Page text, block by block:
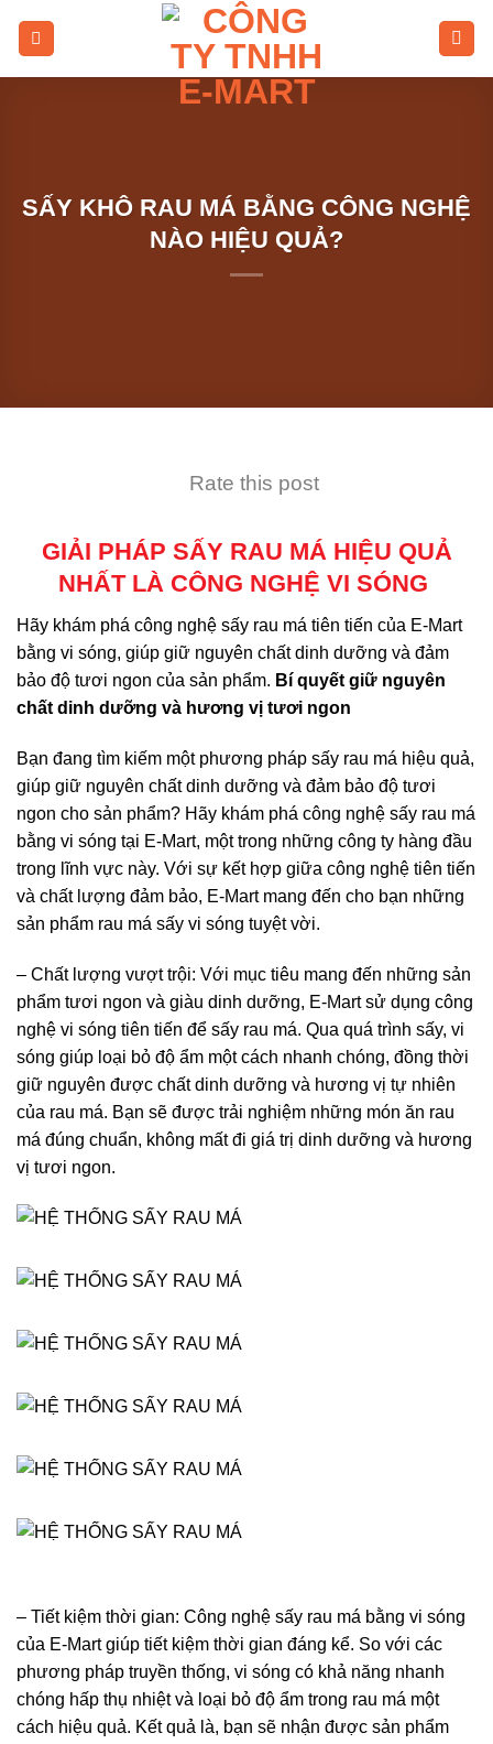
SẤY KHÔ RAU MÁ BẰNG CÔNG NGHỆ
NÀO HIỆU QUẢ?
Rate this post
GIẢI PHÁP SẤY RAU MÁ HIỆU QUẢ
NHẤT LÀ CÔNG NGHỆ VI SÓNG
Hãy khám phá công nghệ sấy rau má tiên tiến của E-Mart
bằng vi sóng, giúp giữ nguyên chất dinh dưỡng và đảm
bảo độ tươi ngon của sản phẩm. Bí quyết giữ nguyên
chất dinh dưỡng và hương vị tươi ngon
Bạn đang tìm kiếm một phương pháp sấy rau má hiệu quả,
giúp giữ nguyên chất dinh dưỡng và đảm bảo độ tươi
ngon cho sản phẩm? Hãy khám phá công nghệ sấy rau má
bằng vi sóng tại E-Mart, một trong những công ty hàng đầu
trong lĩnh vực này. Với sự kết hợp giữa công nghệ tiên tiến
và chất lượng đảm bảo, E-Mart mang đến cho bạn những
sản phẩm rau má sấy vi sóng tuyệt vời.
– Chất lượng vượt trội: Với mục tiêu mang đến những sản
phẩm tươi ngon và giàu dinh dưỡng, E-Mart sử dụng công
nghệ vi sóng tiên tiến để sấy rau má. Qua quá trình sấy, vi
sóng giúp loại bỏ độ ẩm một cách nhanh chóng, đồng thời
giữ nguyên được chất dinh dưỡng và hương vị tự nhiên
của rau má. Bạn sẽ được trải nghiệm những món ăn rau
má đúng chuẩn, không mất đi giá trị dinh dưỡng và hương
vị tươi ngon.
– Tiết kiệm thời gian: Công nghệ sấy rau má bằng vi sóng
của E-Mart giúp tiết kiệm thời gian đáng kể. So với các
phương pháp truyền thống, vi sóng có khả năng nhanh
chóng hấp thụ nhiệt và loại bỏ độ ẩm trong rau má một
cách hiệu quả. Kết quả là, bạn sẽ nhận được sản phẩm